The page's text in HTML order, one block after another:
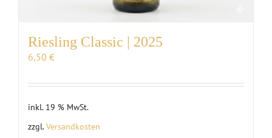
Riesling Classic | 2025
6,50 €
inkl. 19 % MwSt.
zzgl.Versandkosten